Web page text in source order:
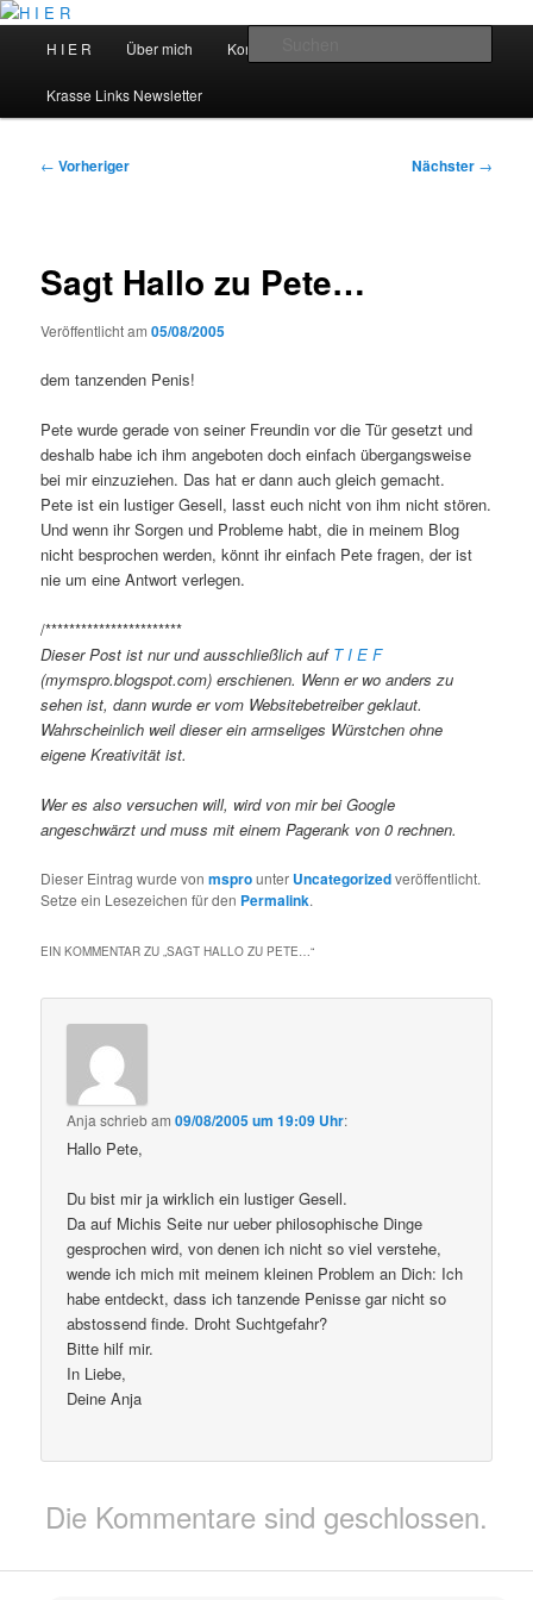
Zum
springenH I E R
H I E R Über mich Kontakt
Krasse Links Newsletter
Beitragsnavigation
← Vorheriger Nächster →
Sagt Hallo zu Pete…
Veröffentlicht am05/08/2005
dem tanzenden Penis!
Pete wurde gerade von seiner Freundin vor die Tür gesetzt und
deshalb habe ich ihm angeboten doch einfach übergangsweise
bei mir einzuziehen. Das hat er dann auch gleich gemacht.
Pete ist ein lustiger Gesell, lasst euch nicht von ihm nicht stören.
Und wenn ihr Sorgen und Probleme habt, die in meinem Blog
nicht besprochen werden, könnt ihr einfach Pete fragen, der ist
nie um eine Antwort verlegen.
/***********************
Dieser Post ist nur und ausschließlich auf T I E F
(mymspro.blogspot.com) erschienen. Wenn er wo anders zu
sehen ist, dann wurde er vom Websitebetreiber geklaut.
Wahrscheinlich weil dieser ein armseliges Würstchen ohne
eigene Kreativität ist.
Wer es also versuchen will, wird von mir bei Google
angeschwärzt und muss mit einem Pagerank von 0 rechnen.
Dieser Eintrag wurde vonmsprounter Uncategorizedveröffentlicht.
Setze ein Lesezeichen für den Permalink.
EIN KOMMENTAR ZU „SAGT HALLO ZU PETE…“
Anja schriebam09/08/2005 um 19:09 Uhr:
Hallo Pete,
Du bist mir ja wirklich ein lustiger Gesell.
Da auf Michis Seite nur ueber philosophische Dinge
gesprochen wird, von denen ich nicht so viel verstehe,
wende ich mich mit meinem kleinen Problem an Dich: Ich
habe entdeckt, dass ich tanzende Penisse gar nicht so
abstossend finde. Droht Suchtgefahr?
Bitte hilf mir.
In Liebe,
Deine Anja
Die Kommentare sind geschlossen.